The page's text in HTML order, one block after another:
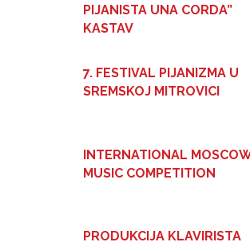
PIJANISTA UNA CORDA”
KASTAV
7. FESTIVAL PIJANIZMA U
SREMSKOJ MITROVICI
INTERNATIONAL
MUSIC COMPETITION
PRODUKCIJA KLAVIRISTA